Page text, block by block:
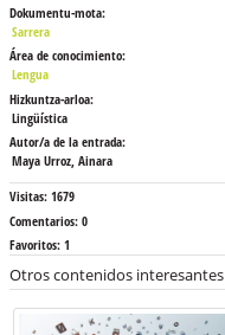
Dokumentu-mota:
Sarrera
Área de conocimiento:
Lengua
Hizkuntza-arloa:
Lingüística
Autor/a de la entrada:
Maya Urroz, Ainara
Visitas: 1679
Comentarios: 0
Favoritos: 1
Otros contenidos interesantes